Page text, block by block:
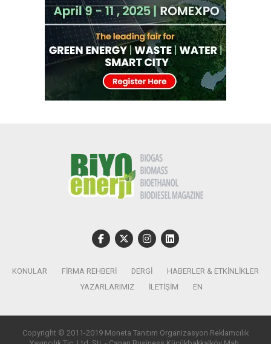
KONULAR FIRMA REHBERI DERGI
HABERLER & ETKINLIKLER
YAZARLARIMIZ
İLETIŞIM EN
Copyright © 2011-2019 Moneta Tanıtım Organizasyon Reklamcılık